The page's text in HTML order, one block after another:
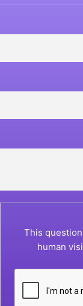
This
human